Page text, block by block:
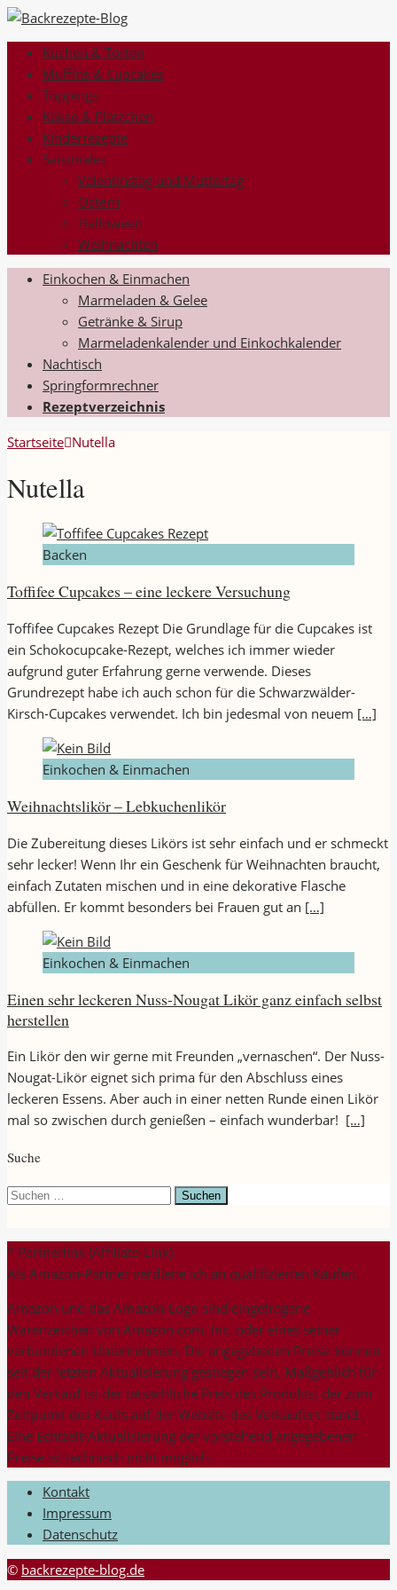
Kuchen & Torten
Muffins & Cupcakes
Toppings
Kekse & Plätzchen
Kinderrezepte
Saisonales
Valentinstag und Muttertag
Ostern
Halloween
Weihnachten
Einkochen & Einmachen
Marmeladen & Gelee
Getränke & Sirup
Marmeladenkalender und Einkochkalender
Nachtisch
Springformrechner
Rezeptverzeichnis
Startseite Nutella
Nutella
Backen
Toffifee Cupcakes – eine leckere Versuchung
Toffifee Cupcakes Rezept Die Grundlage für die Cupcakes ist
ein Schokocupcake-Rezept, welches ich immer wieder
aufgrund guter Erfahrung gerne verwende. Dieses
Grundrezept habe ich auch schon für die Schwarzwälder-
Kirsch-Cupcakes verwendet. Ich bin jedesmal von neuem […]
Einkochen & Einmachen
Weihnachtslikör – Lebkuchenlikör
Die Zubereitung dieses Likörs ist sehr einfach und er schmeckt
sehr lecker! Wenn Ihr ein Geschenk für Weihnachten braucht,
einfach Zutaten mischen und in eine dekorative Flasche
abfüllen. Er kommt besonders bei Frauen gut an […]
Einkochen & Einmachen
Einen sehr leckeren Nuss-Nougat Likör ganz einfach selbst
herstellen
Ein Likör den wir gerne mit Freunden „vernaschen“. Der Nuss-
Nougat-Likör eignet sich prima für den Abschluss eines
leckeren Essens. Aber auch in einer netten Runde einen Likör
mal so zwischen durch genießen – einfach wunderbar! […]
Suche
Suchen
* Partnerlink (Affiliate-Link)
Als Amazon-Partner verdiene ich an qualifizierten Käufen.
Amazon und das Amazon-Logo sind eingetragene
Warenzeichen von Amazon.com, Inc. oder eines seiner
verbundenen Unternehmen. Die angegebenen Preise können
seit der letzten Aktualisierung gestiegen sein. Maßgeblich für
den Verkauf ist der tatsächliche Preis des Produkts, der zum
Zeitpunkt des Kaufs auf der Website des Verkäufers stand.
Eine Echtzeit-Aktualisierung der vorstehend angegebenen
Preise ist technisch nicht möglich.
Kontakt
Impressum
Datenschutz
© backrezepte-blog.de